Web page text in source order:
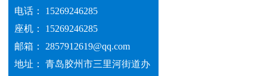
电话： 15269246285
座机： 15269246285
邮箱： 2857912619@qq.com
地址： 青岛胶州市三里河街道办